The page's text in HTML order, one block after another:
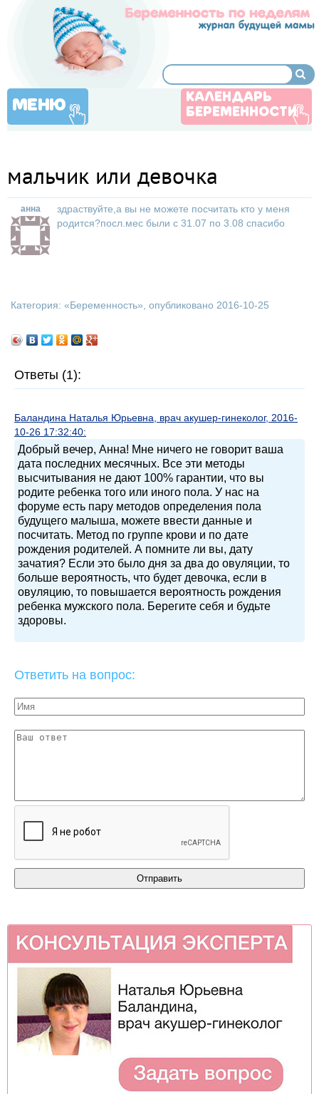
МЕНЮ
КАЛЕНДАРЬ
БЕРЕМЕННОСТИ
мальчик или девочка
анна
здраствуйте,а вы не можете посчитать кто у меня
родится?посл.мес были с 31.07 по 3.08 спасибо
Категория: «Беременность», опубликовано 2016-10-25
Ответы (1):
Баландина Наталья Юрьевна, врач акушер-гинеколог, 2016-
10-26 17:32:40:
Добрый вечер, Анна! Мне ничего не говорит ваша
дата последних месячных. Все эти методы
высчитывания не дают 100% гарантии, что вы
родите ребенка того или иного пола. У нас на
форуме есть пару методов определения пола
будущего малыша, можете ввести данные и
посчитать. Метод по группе крови и по дате
рождения родителей. А помните ли вы, дату
зачатия? Если это было дня за два до овуляции, то
больше вероятность, что будет девочка, если в
овуляцию, то повышается вероятность рождения
ребенка мужского пола. Берегите себя и будьте
здоровы.
Ответить на вопрос: